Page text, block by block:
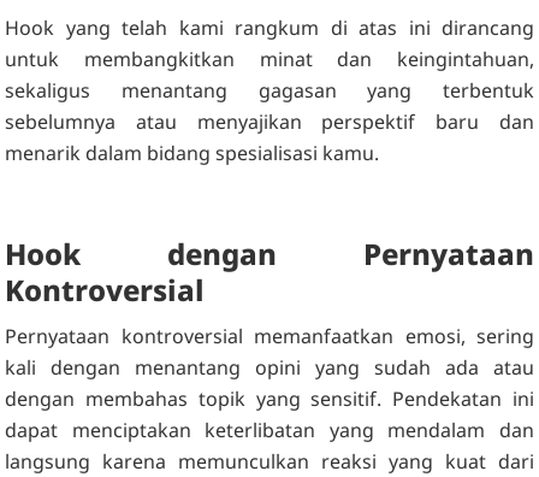
Hook yang telah kami rangkum di atas ini dirancang
untuk membangkitkan minat dan keingintahuan,
sekaligus menantang gagasan yang terbentuk
sebelumnya atau menyajikan perspektif baru dan
menarik dalam bidang spesialisasi kamu.
Hook dengan Pernyataan
Kontroversial
Pernyataan kontroversial memanfaatkan emosi, sering
kali dengan menantang opini yang sudah ada atau
dengan membahas topik yang sensitif. Pendekatan ini
dapat menciptakan keterlibatan yang mendalam dan
langsung karena memunculkan reaksi yang kuat dari